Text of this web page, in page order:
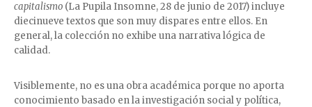
capitalismo (La Pupila Insomne, 28 de junio de 2017) incluye
diecinueve textos que son muy dispares entre ellos. En
general, la colección no exhibe una narrativa lógica de
calidad.
Visiblemente, no es una obra académica porque no aporta
conocimiento basado en la investigación social y política,